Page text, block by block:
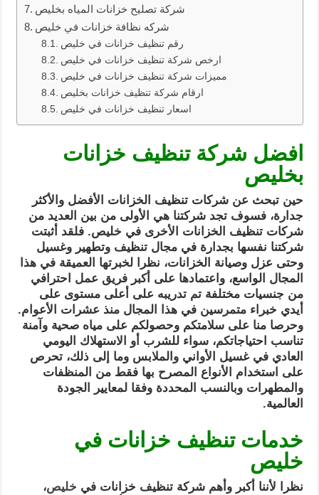
شركة تصليح خزانات المياه بخليص
شركه نظافة خزانات في خليص
رقم تنظيف خزانات في خليص
ارخص شركة تنظيف خزانات في خليص
مميزات شركة تنظيف خزانات في خليص
ارقام شركة تنظيف خزانات بخليص
اسعار تنظيف خزانات في خليص
افضل شركة تنظيف خزانات
بخليص
حين تبحث عن شركات تنظيف الخزانات الأفضل والأكثر
جدارة، فسوف تجد شركتنا هي الأولى من بين العديد من
شركات تنظيف الخزانات الأخرى في خليص. فلقد أثبتت
شركتنا نفسها بجدارة في مجال تنظيف وتطهير وغسيل
وحتى عزل وصيانة الخزانات، نظرا لخبرتها العميقة في هذا
المجال الواسع، واعتمادها على أكبر فريق عمل احترافي
من جنسيات مختلفة تم تدريبه على أعلى مستوى على
أيدي خبراء متمرسين في هذا المجال منذ عشرات الأعوام.
وحرصا منا على سلامتكم وحصولكم على مياه صحية وآمنة
تناسب احتياجاتكم، سواء للشرب أو الاستهلاك اليومي
العادي في غسيل الأواني والملابس وما إلى ذلك، تحرص
على استخدام الأنواع المصرح بها فقط من المنظفات
والمطهرات وبالنسب المحددة وفقا لمعايير الجودة
العالمية.
خدمات تنظيف خزانات في
خليص
نظرا لأننا أكبر وأهم شركة تنظيف خزانات في خليص،